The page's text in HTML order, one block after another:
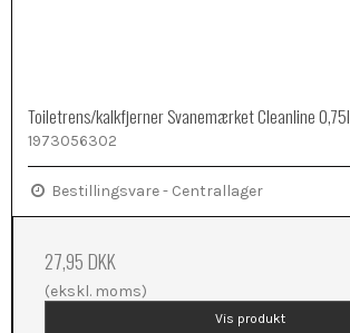
Toiletrens/kalkfjerner Svanemærket Cleanline 0,75l
1973056302
Bestillingsvare - Centrallager
27,95 DKK
(ekskl. moms)
Vis produkt